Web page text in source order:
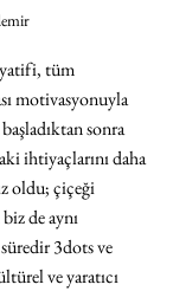
tüm
motivasyonuyla
sonra
ihtiyaçlarını daha
oldu; çiçeği
de aynı
3dots ve
ve yaratıcı